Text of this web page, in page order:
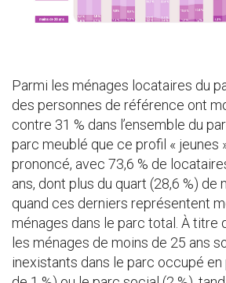
Parmi les ménages locataires du
des personnes de référence ont
contre 31 % dans l’ensemble du
parc meublé que ce profil « jeunes
prononcé, avec 73,6 % de
ans, dont plus du quart (28,6 %) de
quand ces derniers représentent
ménages dans le parc total. À titre
les ménages de moins de 25 ans
inexistants dans le parc occupé